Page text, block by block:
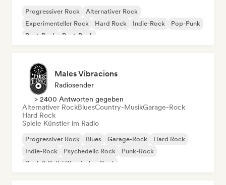
Progressiver Rock
Alternativer Rock
Experimenteller Rock
Hard Rock Indie-Rock
Pop-Punk
Post-Punk
Post-Rock
Males Vibracions
Radiosender
> 2400 Antworten gegeben
Alternativer RockBluesCountry-MusikGarage-Rock
Hard Rock
Spiele Künstler im Radio
Progressiver Rock Blues Garage-Rock
Hard Rock
Indie-Rock
Psychedelic Rock
Punk-Rock
Rock & Roll / Klassischer Rock